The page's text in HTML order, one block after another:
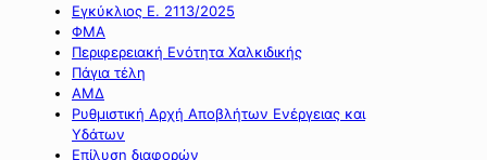
Εγκύκλιος Ε. 2113/2025
ΦΜΑ
Περιφερειακή Ενότητα Χαλκιδικής
Πάγια τέλη
ΑΜΔ
Ρυθμιστική Αρχή Αποβλήτων Ενέργειας και
Υδάτων
Επίλυση διαφορών